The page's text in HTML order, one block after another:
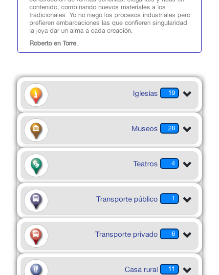
contenido, combinando nuevos materiales a los
tradicionales. Yo no niego los procesos industriales pero
prefieren embarcaciones las que confieren singularidad
la joya dar un alma a cada creación.
Roberto en Torre.
19
Iglesias
28
Museos
4
Teatros
1
Transporte público
6
Transporte privado
11
Casa rural